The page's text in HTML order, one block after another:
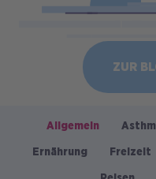
ZUR
Allgemein
Ernährung Freizeit